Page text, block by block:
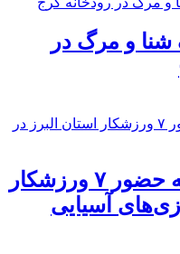
شنا و مرگ در
۲ مدال برنز نتیجه حضور ۷ ورزشکار
آسیایی